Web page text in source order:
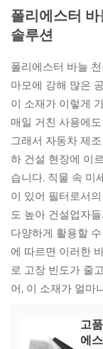
뒷옷
리
섬
합
및
광
다
은
성
조
폴리에스터
솔루션
폴리에스터 바늘
마모에 강해 많은
이 소재가 이렇게
매일 거친 사용에
그래서 자동차 제
하 건설 현장에 이
습니다. 직물 속 미
이 있어 필터로서
도 높아 건설업자
다양하게 활용할
에 따르면 이러한
로 고장 빈도가 줄
어, 이 소재가 얼마
고
에